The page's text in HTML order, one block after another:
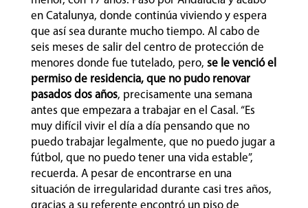
en Catalunya, donde continúa viviendo y espera
que así sea durante mucho tiempo. Al cabo de
seis meses de salir del centro de protección de
menores donde fue tutelado, pero, se le venció el
permiso de residencia, que no pudo renovar
pasados dos años, precisamente una semana
antes que empezara a trabajar en el Casal. “Es
muy difícil vivir el día a día pensando que no
puedo trabajar legalmente, que no puedo jugar a
fútbol, que no puedo tener una vida estable”,
recuerda. A pesar de encontrarse en una
situación de irregularidad durante casi tres años,
gracias a su referente encontró un piso de